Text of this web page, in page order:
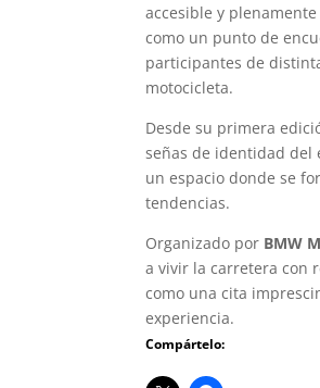
accesible y
como un punto de
participantes de
motocicleta.
Desde su primera
señas de identidad del
un espacio donde se
tendencias.
Organizado por BMW
a vivir la carretera con
como una cita
experiencia.
Compártelo: